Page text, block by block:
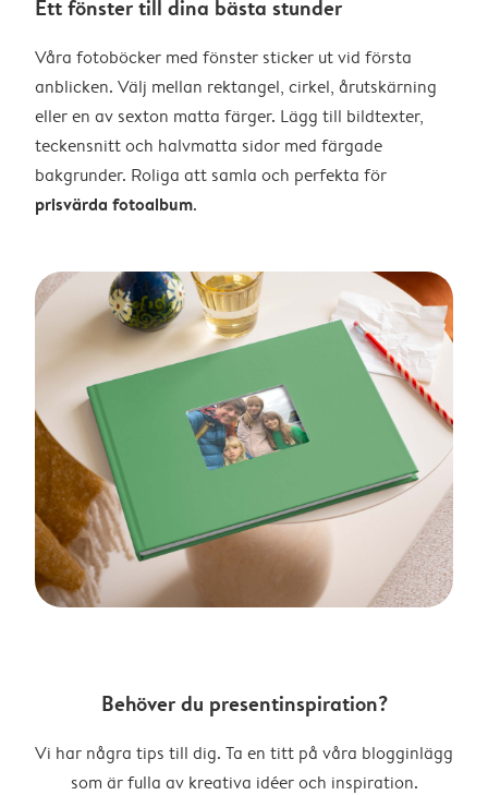
Ett fönster till dina bästa stunder
Våra fotoböcker med fönster sticker ut vid första
anblicken. Välj mellan rektangel, cirkel, årutskärning
eller en av sexton matta färger. Lägg till bildtexter,
teckensnitt och halvmatta sidor med färgade
bakgrunder. Roliga att samla och perfekta för
prisvärda fotoalbum.
Behöver du presentinspiration?
Vi har några tips till dig. Ta en titt på våra blogginlägg
som är fulla av kreativa idéer och inspiration.